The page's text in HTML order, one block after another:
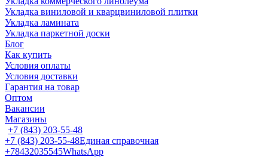
Укладка виниловой и кварцвиниловой плитки
Укладка ламината
Укладка паркетной доски
Блог
Как купить
Условия оплаты
Условия доставки
Гарантия на товар
Оптом
Вакансии
Магазины
+7 (843) 203-55-48
+7 (843) 203-55-48Единая справочная
+78432035545WhatsApp